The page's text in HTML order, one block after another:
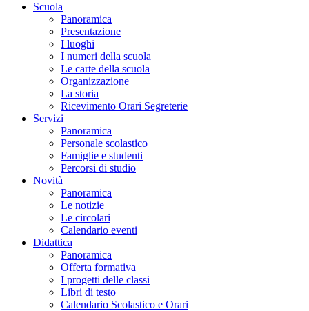
Scuola
Panoramica
Presentazione
I luoghi
I numeri della scuola
Le carte della scuola
Organizzazione
La storia
Ricevimento Orari Segreterie
Servizi
Panoramica
Personale scolastico
Famiglie e studenti
Percorsi di studio
Novità
Panoramica
Le notizie
Le circolari
Calendario eventi
Didattica
Panoramica
Offerta formativa
I progetti delle classi
Libri di testo
Calendario Scolastico e Orari